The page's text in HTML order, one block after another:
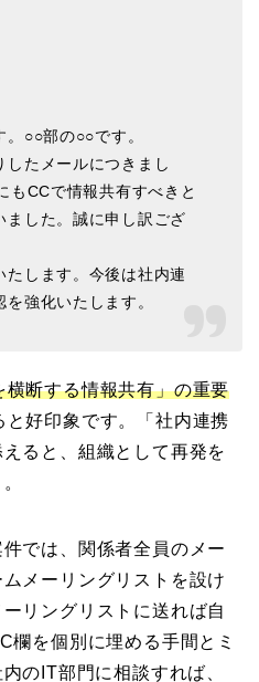
○○部の○○です。
たメールにつきまし
もCCで情報共有すべきと
ました。誠に申し訳ござ
します。今後は社内連
強化いたします。
横断する情報共有」の重要
と好印象です。「社内連携
ると、組織として再発を
では、関係者全員のメー
メーリングリストを設け
リングリストに送れば自
欄を個別に埋める手間とミ
のIT部門に相談すれば、